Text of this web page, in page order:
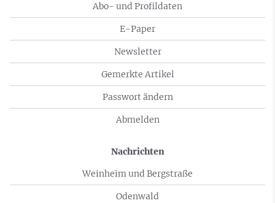
Abo- und Profildaten
E-Paper
Newsletter
Gemerkte Artikel
Passwort ändern
Abmelden
Nachrichten
Weinheim und Bergstraße
Odenwald